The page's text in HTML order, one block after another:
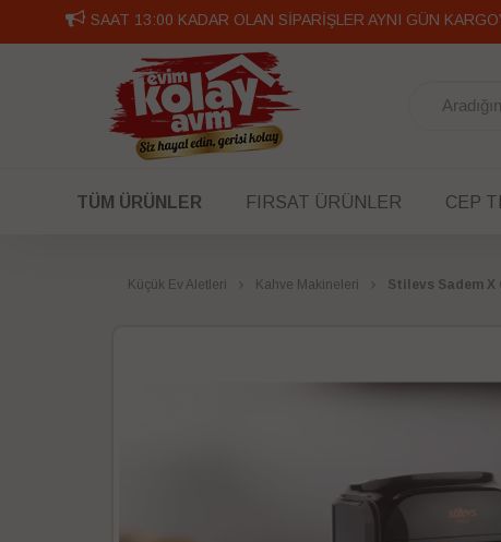
-
TÜM ÜRÜNLER FIRSAT ÜRÜNLER CEP
Küçük Ev Aletleri Kahve Makineleri Stilevs Sadem X